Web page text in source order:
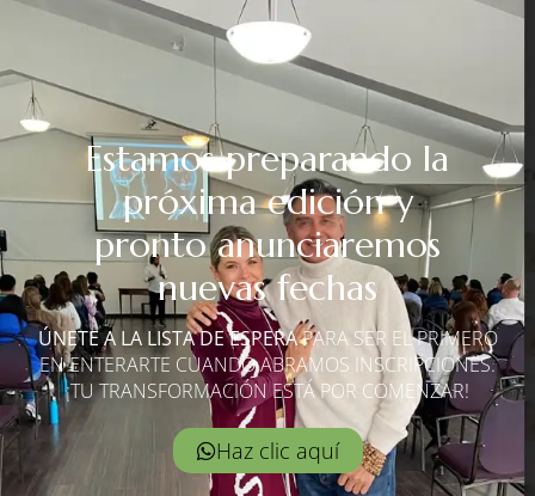
Estamos preparando la
próxima edición y
pronto anunciaremos
nuevas fechas
ÚNETE A LA LISTA DE ESPERAPARA SER EL PRIMERO
EN ENTERARTE CUANDO ABRAMOS INSCRIPCIONES.
¡TU TRANSFORMACIÓN ESTÁ POR COMENZAR!
Haz clic aquí